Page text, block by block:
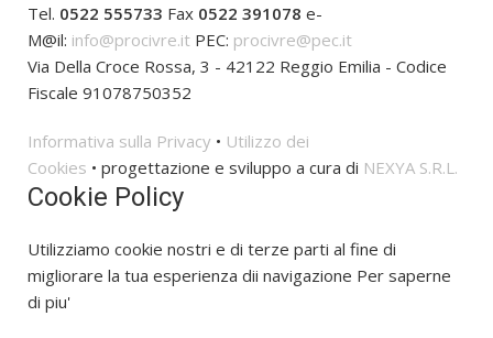
Tel. 0522 555733 Fax 0522 391078 e-
M@il: info@procivre.it PEC: procivre@pec.it
Via Della Croce Rossa, 3 - 42122 Reggio Emilia - Codice
Fiscale 91078750352
Informativa sulla Privacy • Utilizzo dei
Cookies • progettazione e sviluppo a cura di NEXYA S.R.L.
Cookie Policy
Utilizziamo cookie nostri e di terze parti al fine di
migliorare la tua esperienza dii navigazione Per saperne
di piu'